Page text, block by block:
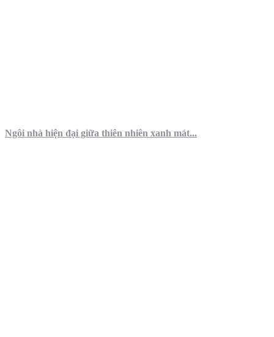
Ngôi nhà hiện đại giữa thiên nhiên xanh mát...